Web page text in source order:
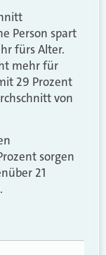
Person spart
fürs Alter.
mehr für
29 Prozent
von
sorgen
21